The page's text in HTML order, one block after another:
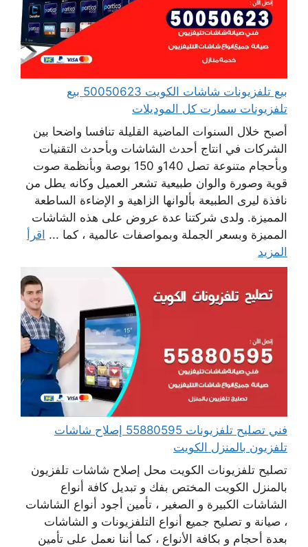
بيع تلفزيونات شاشات الكويت 50050623 بيع
تلفزيونات سمارت كل الموديلات
أصبح خلال السنوات الماضية القليلة تنافسا واضحا بين
الشركات في انتاج أحدث الشاشات وبأحدث التقنيات
وبأحجام متنوعة تصل 140و 150 بوصة وبأنظمة صوت
قوية وصورة والوان طبيعية تشعر العميل وكانه يطل من
نافذة ليرى الطبيعة بألوانها الزاهية و الإضاءة الساطعة
المميزة. ولدى شركتنا عدة عروض على هذه الشاشات
المميزة وبسعر الجملة وبمواصفات عالمية ، كما ... اقرأ
المزيد
فني تصليح تلفزيونات 55880595 إصلاح شاشات
تلفزيون بالمنزل الكويت
تصليح تلفزيونات الكويت محل إصلاح شاشات تلفزيون
بالمنزل الكويت المختص بفك و تبديل كافة أنواع
الشاشات الكبيرة و الصغير ، تأمين أجود أنواع الشاشات
، صيانة و تصليح جميع أنواع التلفزيونات و الشاشات
بعدة أحجام و بكافة الأنواع ، كما أننا نعمل على تأمين